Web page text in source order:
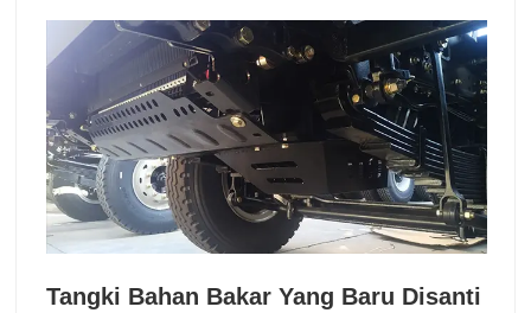
Tangki Bahan Bakar Yang Baru Disanti